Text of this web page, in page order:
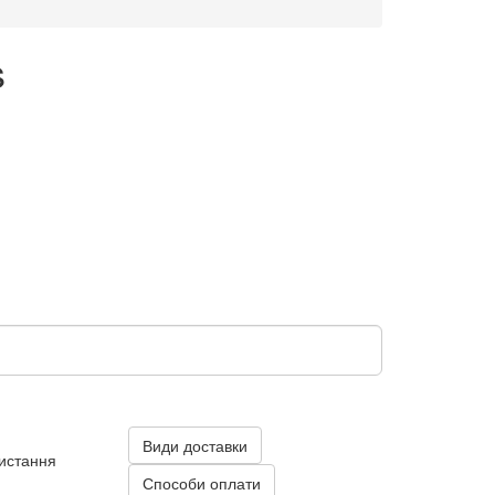
Види доставки
Способи оплати